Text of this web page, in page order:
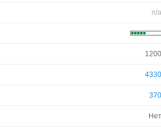
n/a
1200
4330
370
Нет